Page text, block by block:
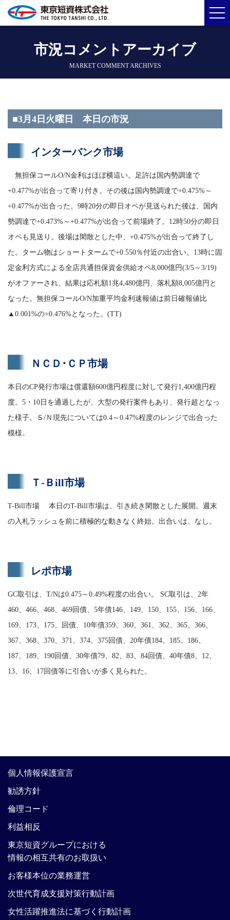
市況コメントアーカイブ
MARKET COMMENT ARCHIVES
■3月4日火曜日 本日の市況
インターバンク市場
無担保コールO/N金利はほぼ横這い。足許は国内勢調達で
+0.477%が出合って寄り付き。その後は国内勢調達で+0.475%～
+0.477%が出合った。9時20分の即日オペが見送られた後は、国内
勢調達で+0.473%～+0.477%が出合って前場終了。12時50分の即日
オペも見送り。後場は閑散とした中、+0.475%が出合って終了し
た。ターム物はショートタームで+0.550％付近の出合い。13時に固
定金利方式による全店共通担保資金供給オペ8,000億円(3/5～3/19)
がオファーされ、結果は応札額1兆4,480億円、落札額8,005億円と
なった。無担保コールO/N加重平均金利速報値は前日確報値比
▲0.001%の+0.476%となった。(TT)
ＮＣＤ･ＣＰ市場
本日のCP発行市場は償還額600億円程度に対して発行1,400億円程
度。5・10日を通過したが、大型の発行案件もあり、発行超となっ
た様子。Ｓ/Ｎ現先については0.4～0.47%程度のレンジで出合った
模様。
Ｔ-Ｂill市場
T-Bill市場 本日のT-Bill市場は、引き続き閑散とした展開。週末
の入札ラッシュを前に積極的な動きなく終始。出合いは、なし。
レポ市場
GC取引は、T/Nは0.475～0.49%程度の出合い。 SC取引は、2年
460、466、468、469回債、5年債146、149、150、155、156、166、
169、173、175、回債、10年債359、360、361、362、365、366、
367、368、370、371、374、375回債、20年債184、185、186、
187、189、190回債、30年債79、82、83、84回債、40年債8、12、
13、16、17回債等に引合いが多く見られた。
個人情報保護宣言
勧誘方針
倫理コード
利益相反
東京短資グループにおける
情報の相互共有のお取扱い
お客様本位の業務運営
次世代育成支援対策行動計画
女性活躍推進法に基づく行動計画